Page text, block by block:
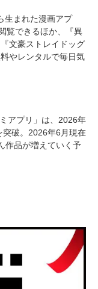
生まれた漫画アプ
覧できるほか、『異
文豪ストレイドッグ
やレンタルで毎日気
アプリ」は、2026年
破。2026年6月現在
作品が増えていく予